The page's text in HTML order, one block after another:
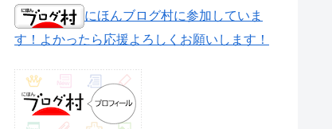
にほんブログ村に参加していま
す！よかったら応援よろしくお願いします！